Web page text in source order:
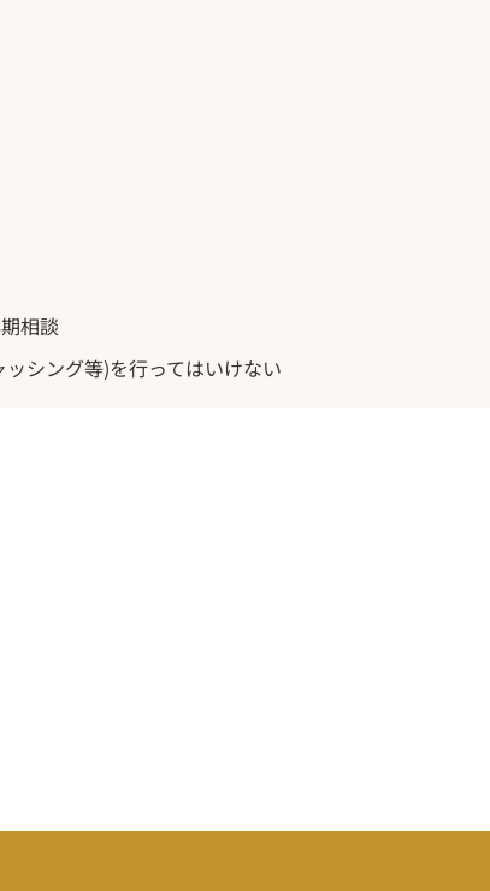
相談
シング等)を行ってはいけない